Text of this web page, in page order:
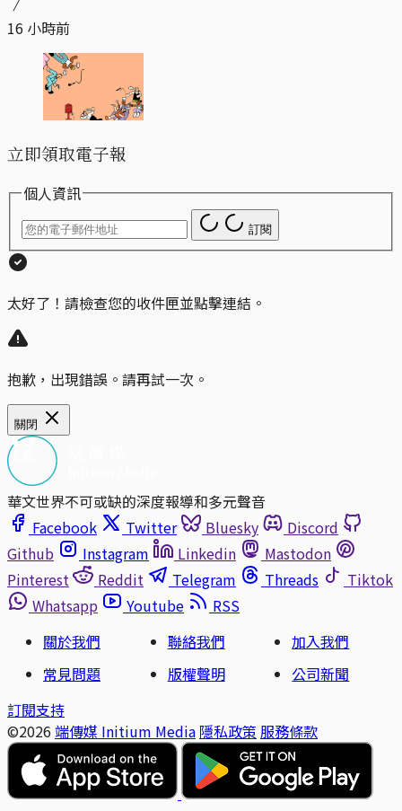
16 小時前
立即領取電子報
個人資訊
訂閱
太好了！請檢查您的收件匣並點擊連結。
抱歉，出現錯誤。請再試一次。
關閉
華文世界不可或缺的深度報導和多元聲音
Facebook
Twitter Bluesky
Discord
Github
Instagram Linkedin
Mastodon
Pinterest
Reddit Telegram Threads
Tiktok
Whatsapp
Youtube
RSS
關於我們
聯絡我們
加入我們
常見問題
版權聲明
公司新聞
訂閱支持
©2026 端傳媒 Initium Media 隱私政策 服務條款